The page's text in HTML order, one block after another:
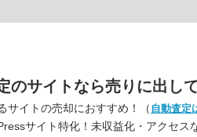
のサイトなら売りに出し
サイトの売却におすすめ！（自動査定
サイト特化！未収益化・アクセス